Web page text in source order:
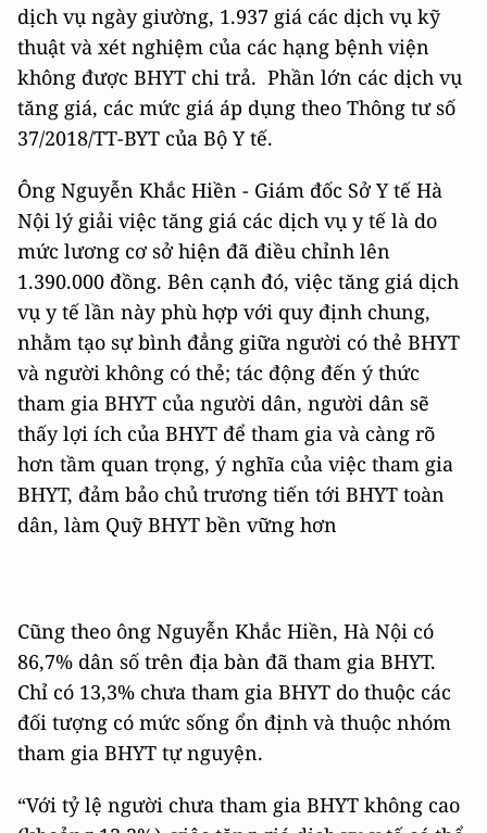
dịch vụ ngày giường, 1.937 giá các dịch vụ kỹ
thuật và xét nghiệm của các hạng bệnh viện
không được BHYT chi trả. Phần lớn các dịch vụ
tăng giá, các mức giá áp dụng theo Thông tư số
37/2018/TT-BYT của Bộ Y tế.
Ông Nguyễn Khắc Hiền - Giám đốc Sở Y tế Hà
Nội lý giải việc tăng giá các dịch vụ y tế là do
mức lương cơ sở hiện đã điều chỉnh lên
1.390.000 đồng. Bên cạnh đó, việc tăng giá dịch
vụ y tế lần này phù hợp với quy định chung,
nhằm tạo sự bình đẳng giữa người có thẻ BHYT
và người không có thẻ; tác động đến ý thức
tham gia BHYT của người dân, người dân sẽ
thấy lợi ích của BHYT để tham gia và càng rõ
hơn tầm quan trọng, ý nghĩa của việc tham gia
BHYT, đảm bảo chủ trương tiến tới BHYT toàn
dân, làm Quỹ BHYT bền vững hơn
Cũng theo ông Nguyễn Khắc Hiền, Hà Nội có
86,7% dân số trên địa bàn đã tham gia BHYT.
Chỉ có 13,3% chưa tham gia BHYT do thuộc các
đối tượng có mức sống ổn định và thuộc nhóm
tham gia BHYT tự nguyện.
“Với tỷ lệ người chưa tham gia BHYT không cao